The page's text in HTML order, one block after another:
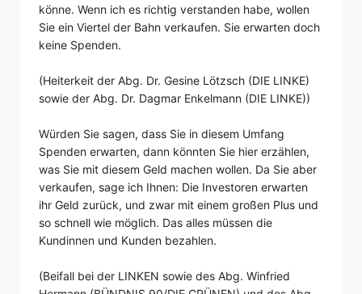
könne. Wenn ich es richtig verstanden habe, wollen
Sie ein Viertel der Bahn verkaufen. Sie erwarten doch
keine Spenden.
(Heiterkeit der Abg. Dr. Gesine Lötzsch (DIE LINKE)
sowie der Abg. Dr. Dagmar Enkelmann (DIE LINKE))
Würden Sie sagen, dass Sie in diesem Umfang
Spenden erwarten, dann könnten Sie hier erzählen,
was Sie mit diesem Geld machen wollen. Da Sie aber
verkaufen, sage ich Ihnen: Die Investoren erwarten
ihr Geld zurück, und zwar mit einem großen Plus und
so schnell wie möglich. Das alles müssen die
Kundinnen und Kunden bezahlen.
(Beifall bei der LINKEN sowie des Abg. Winfried